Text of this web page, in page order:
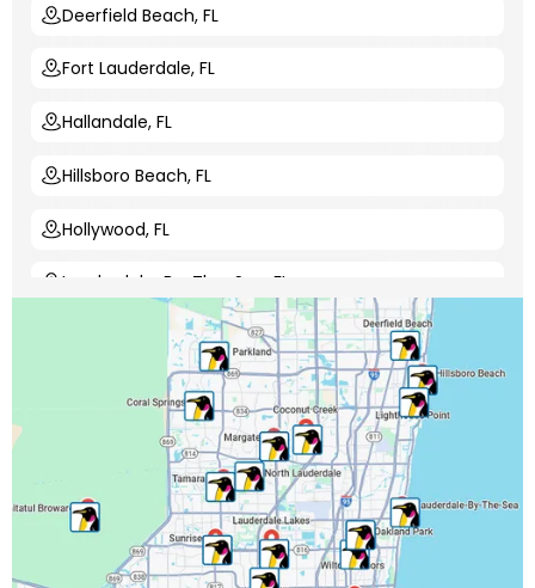
Deerfield Beach, FL
Fort Lauderdale, FL
Hallandale, FL
Hillsboro Beach, FL
Hollywood, FL
Lauderdale-By-The-Sea, FL
Lauderdale Lakes, FL
Lauderhill, FL
Lighthouse Point, FL
Margate, FL
Miramar, FL